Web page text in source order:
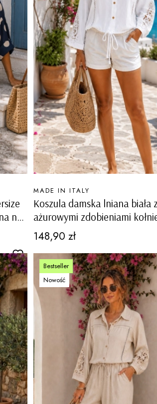
na
Koszula damska lniana biała z
ażurowymi zdobieniami
na guziki ściągacz na dole
PRODUCENT
MADE IN ITALY
Cena
148,90 zł
Bestseller
Nowość